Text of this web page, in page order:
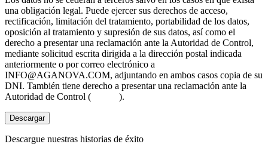
una obligación legal. Puede ejercer sus derechos de acceso,
rectificación, limitación del tratamiento, portabilidad de los datos,
oposición al tratamiento y supresión de sus datos, así como el
derecho a presentar una reclamación ante la Autoridad de Control,
mediante solicitud escrita dirigida a la dirección postal indicada
anteriormente o por correo electrónico a
INFO@AGANOVA.COM, adjuntando en ambos casos copia de su
DNI. También tiene derecho a presentar una reclamación ante la
Autoridad de Control (
).
Descargar
Descargue nuestras historias de éxito